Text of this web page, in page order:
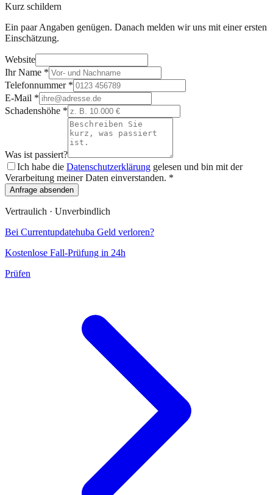
Kurz schildern
Ein paar Angaben genügen. Danach melden wir uns mit einer ersten
Einschätzung.
Website
Ihr Name *
Telefonnummer *
E-Mail *
Schadenshöhe *
Was ist passiert?
Ich habe die Datenschutzerklärung gelesen und bin mit der
Verarbeitung meiner Daten einverstanden. *
Anfrage absenden
Vertraulich · Unverbindlich
Bei Currentupdatehuba Geld verloren?
Kostenlose Fall-Prüfung in 24h
Prüfen